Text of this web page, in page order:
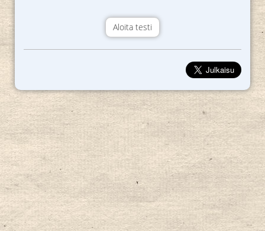
Aloita testi